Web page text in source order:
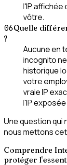
l'IP affichée
vôtre.
06Quelle
?
Aucune en
incognito
historique
votre
vraie IP
l'IP
Une question qui
nous mettons
Comprendre
protéger